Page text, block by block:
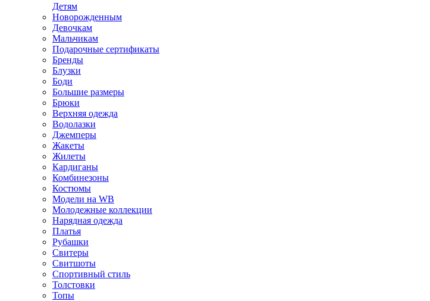
Детям
Новорожденным
Девочкам
Мальчикам
Подарочные сертификаты
Бренды
Блузки
Боди
Большие размеры
Брюки
Верхняя одежда
Водолазки
Джемперы
Жакеты
Жилеты
Кардиганы
Комбинезоны
Костюмы
Модели на WB
Молодежные коллекции
Нарядная одежда
Платья
Рубашки
Свитеры
Свитшоты
Спортивный стиль
Толстовки
Топы